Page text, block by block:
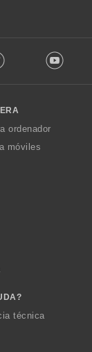
Youtube
ordenador
móviles
técnica